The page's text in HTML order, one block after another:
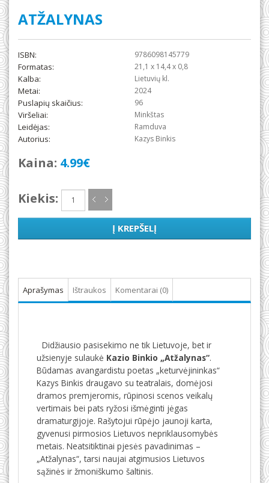
ATŽALYNAS
ISBN: 9786098145779
Formatas: 21,1 x 14,4 x 0,8
Kalba: Lietuvių kl.
Metai: 2024
Puslapių skaičius: 96
Viršeliai: Minkštas
Leidėjas: Ramduva
Autorius: Kazys Binkis
Kaina: 4.99€
Kiekis:
Į KREPŠELĮ
Aprašymas Ištraukos Komentarai (0)
Didžiausio pasisekimo ne tik Lietuvoje, bet ir
užsienyje sulaukė Kazio Binkio „Atžalynas“.
Būdamas avangardistu poetas „keturvėjininkas“
Kazys Binkis draugavo su teatralais, domėjosi
dramos premjeromis, rūpinosi scenos veikalų
vertimais bei pats ryžosi išmėginti jėgas
dramaturgijoje. Rašytojui rūpėjo jaunoji karta,
gyvenusi pirmosios Lietuvos nepriklausomybės
metais. Neatsitiktinai pjesės pavadinimas –
„Atžalynas“, tarsi naujai atgimusios Lietuvos
sąžinės ir žmoniškumo šaltinis.